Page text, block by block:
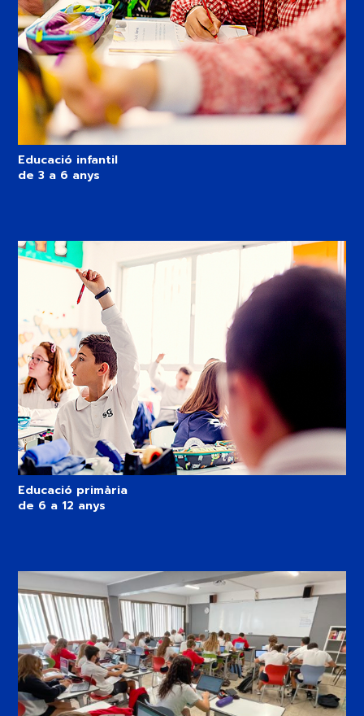
Educació infantil
de 3 a 6 anys
Educació primària
de 6 a 12 anys